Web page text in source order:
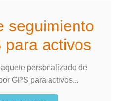
seguimiento
para activos
personalizado de
GPS para activos...